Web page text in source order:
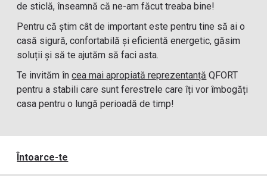
de sticlă, înseamnă că ne-am făcut treaba bine!
Pentru că știm cât de important este pentru tine să ai o
casă sigură, confortabilă și eficientă energetic, găsim
soluții și să te ajutăm să faci asta.
Te invităm încea mai apropiată reprezentanță QFORT
pentru a stabili care sunt ferestrele care îți vor îmbogăți
casa pentru o lungă perioadă de timp!
Întoarce-te